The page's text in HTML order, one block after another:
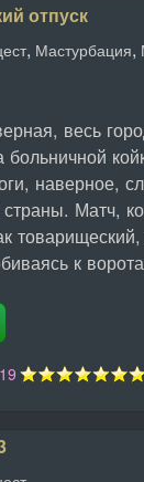
отпуск
, Мастурбация,
весь
наверное,
Матч,
к